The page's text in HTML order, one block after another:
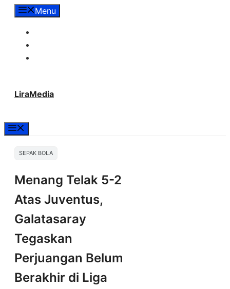
LangsungMenu
LiraMedia
SEPAK BOLA
Menang Telak 5-2
Atas Juventus,
Galatasaray
Tegaskan
Perjuangan Belum
Berakhir di Liga